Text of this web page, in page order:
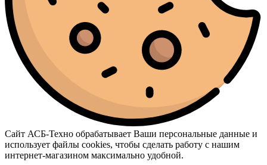
Сайт АСБ-Техно обрабатывает Ваши персональные данные и
использует файлы cookies, чтобы сделать работу с нашим
интернет-магазином максимально удобной.